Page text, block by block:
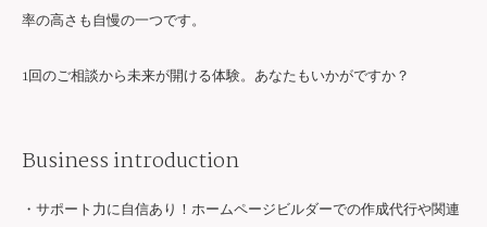
率の高さも自慢の一つです。
1回のご相談から未来が開ける体験。あなたもいかがですか？
Business introduction
・サポート力に自信あり！ホームページビルダーでの作成代行や関連